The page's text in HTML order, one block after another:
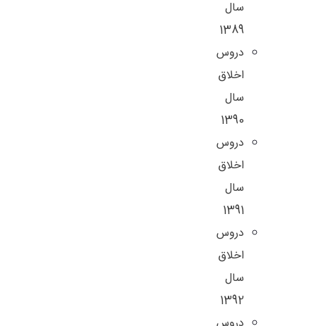
سال
1389
دروس
اخلاق
سال
1390
دروس
اخلاق
سال
1391
دروس
اخلاق
سال
1392